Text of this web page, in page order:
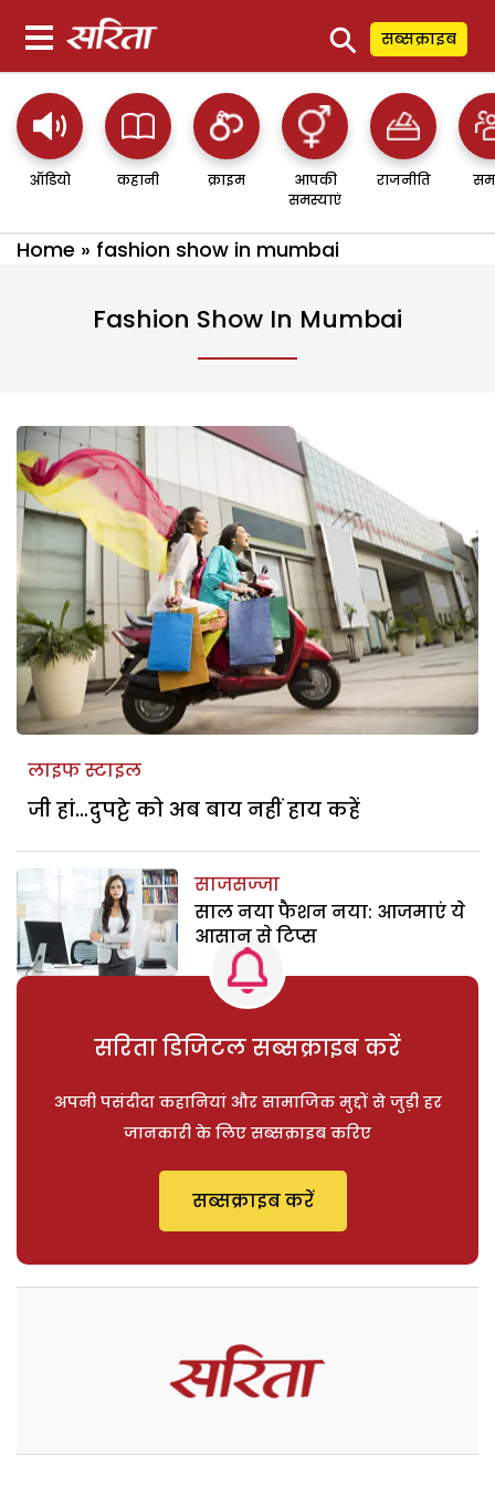
⚲ सब्सक्राइब
ऑडियो कहानी क्राइम
आपकी
समस्याएं
राजनीति
Home » fashion show in mumbai
Fashion Show In Mumbai
लाइफ स्टाइल
जी हां…दुपट्टे को अब बाय नहीं हाय कहें
साजसज्जा
साल नया फैशन नया: आजमाएं ये
आसान से टिप्स
सरिता डिजिटल सब्सक्राइब करें
अपनी पसंदीदा कहानियां और सामाजिक मुद्दों से जुड़ी हर
जानकारी के लिए सब्सक्राइब करिए
सब्सक्राइब करें